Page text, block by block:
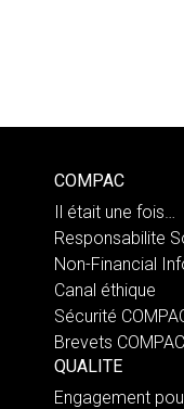
COMPAC
Il était une fois…
Responsabilite
Non-Financial
Canal éthique
Sécurité
Brevets COMPAC
QUALITE
Engagement